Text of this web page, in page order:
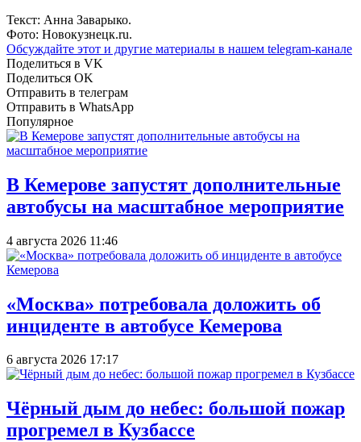
Текст: Анна Заварыко.
Фото: Новокузнецк.ru.
Обсуждайте этот и другие материалы в нашем telegram-канале
Поделиться в VK
Поделиться OK
Отправить в телеграм
Отправить в WhatsApp
Популярное
В Кемерове запустят дополнительные
автобусы на масштабное мероприятие
4 августа 2026 11:46
«Москва» потребовала доложить об
инциденте в автобусе Кемерова
6 августа 2026 17:17
Чёрный дым до небес: большой пожар
прогремел в Кузбассе